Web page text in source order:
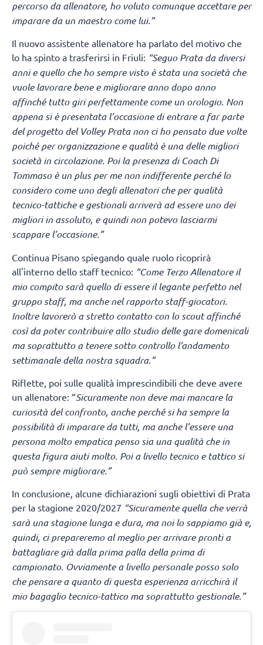
percorso da allenatore, ho voluto comunque accettare per
imparare da un maestro come lui.”
Il nuovo assistente allenatore ha parlato del motivo che
lo ha spinto a trasferirsi in Friuli: “Seguo Prata da diversi
anni e quello che ho sempre visto è stata una società che
vuole lavorare bene e migliorare anno dopo anno
affinché tutto giri perfettamente come un orologio. Non
appena si è presentata l’occasione di entrare a far parte
del progetto del Volley Prata non ci ho pensato due volte
poiché per organizzazione e qualità è una delle migliori
società in circolazione. Poi la presenza di Coach Di
Tommaso è un plus per me non indifferente perché lo
considero come uno degli allenatori che per qualità
tecnico-tattiche e gestionali arriverà ad essere uno dei
migliori in assoluto, e quindi non potevo lasciarmi
scappare l’occasione.”
Continua Pisano spiegando quale ruolo ricoprirà
all'interno dello staff tecnico: “Come Terzo Allenatore il
mio compito sarà quello di essere il legante perfetto nel
gruppo staff, ma anche nel rapporto staff-giocatori.
Inoltre lavorerò a stretto contatto con lo scout affinché
così da poter contribuire allo studio delle gare domenicali
ma soprattutto a tenere sotto controllo l’andamento
settimanale della nostra squadra.”
Riflette, poi sulle qualità imprescindibili che deve avere
un allenatore: “Sicuramente non deve mai mancare la
curiosità del confronto, anche perché si ha sempre la
possibilità di imparare da tutti, ma anche l’essere una
persona molto empatica penso sia una qualità che in
questa figura aiuti molto. Poi a livello tecnico e tattico si
può sempre migliorare.”
In conclusione, alcune dichiarazioni sugli obiettivi di Prata
per la stagione 2020/2027 “Sicuramente quella che verrà
sarà una stagione lunga e dura, ma noi lo sappiamo già e,
quindi, ci prepareremo al meglio per arrivare pronti a
battagliare già dalla prima palla della prima di
campionato. Ovviamente a livello personale posso solo
che pensare a quanto di questa esperienza arricchirà il
mio bagaglio tecnico-tattico ma soprattutto gestionale.”